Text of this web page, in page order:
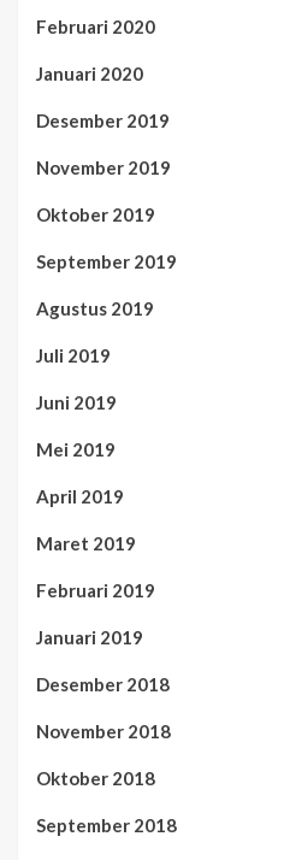
Februari 2020
Januari 2020
Desember 2019
November 2019
Oktober 2019
September 2019
Agustus 2019
Juli 2019
Juni 2019
Mei 2019
April 2019
Maret 2019
Februari 2019
Januari 2019
Desember 2018
November 2018
Oktober 2018
September 2018